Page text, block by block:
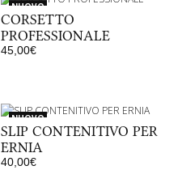
NUOVO
CORSETTO
PROFESSIONALE
45,00€
NUOVO
SLIP CONTENITIVO PER
ERNIA
40,00€